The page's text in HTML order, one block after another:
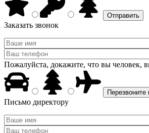
Заказать звонок
Пожалуйста, докажите, что вы человек,
Письмо директору